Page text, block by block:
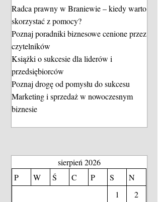
Radca prawny w Braniewie – kiedy warto
skorzystać z pomocy?
Poznaj poradniki biznesowe cenione przez
czytelników
Książki o sukcesie dla liderów i
przedsiębiorców
Poznaj drogę od pomysłu do sukcesu
Marketing i sprzedaż w nowoczesnym
biznesie
sierpień 2026
P
W Ś C P S
N
1
2